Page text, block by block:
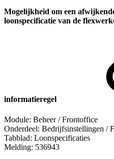
Mogelijkheid om een
loonspecificatie van de
informatieregel
Module: Beheer / Frontoffice
Onderdeel: Bedrijfsinstellingen /
Tabblad: Loonspecificaties
Melding: 536943